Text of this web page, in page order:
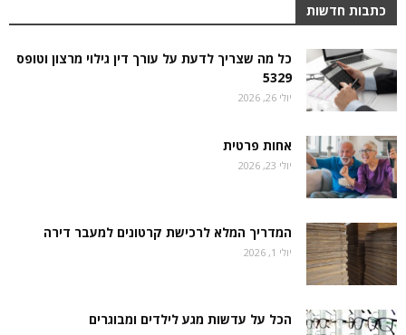
כתבות חדשות
כל מה שצריך לדעת על עורך דין גילוי מרצון וטופס
5329
יולי 26, 2026
אחות פרטית
יולי 23, 2026
המדריך המלא לרכישת קרטונים למעבר דירה
יולי 1, 2026
הכל על עדשות מגע לילדים ומבוגרים